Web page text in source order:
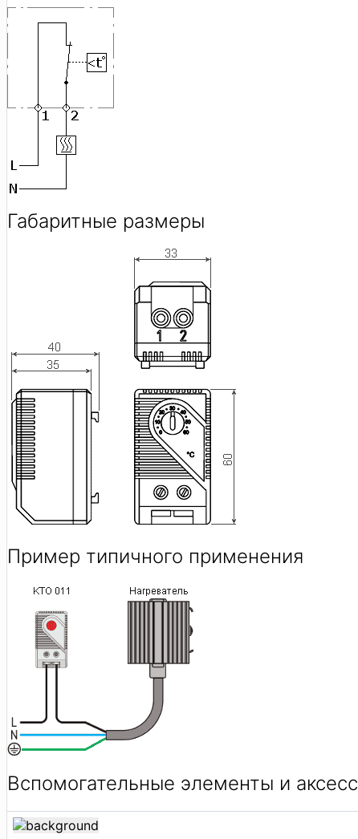
Габаритные размеры
Пример типичного применения
Вспомогательные элементы и